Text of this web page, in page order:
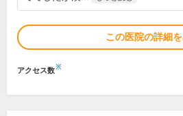
この医院の詳細
アクセス数※